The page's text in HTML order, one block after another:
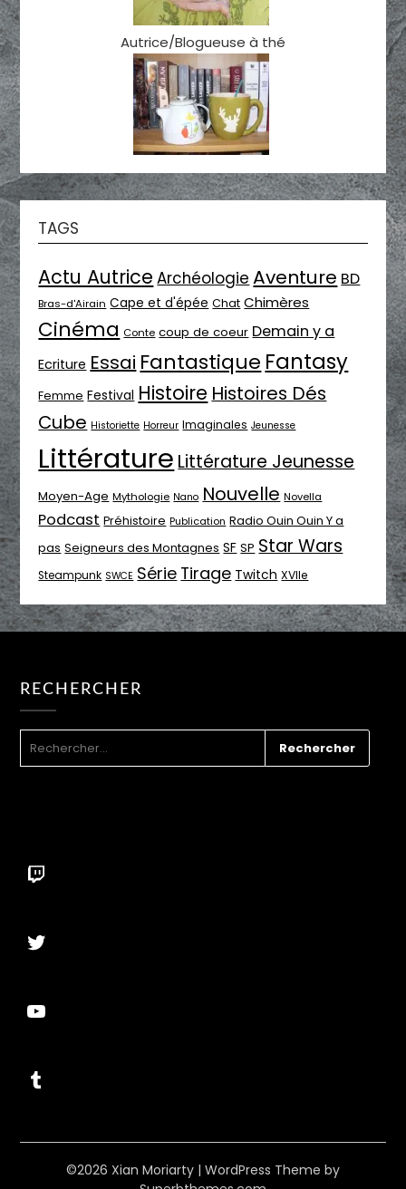
Autrice/Blogueuse à thé
TAGS
Actu Autrice Archéologie Aventure BD
Bras-d'Airain Cape et d'épée Chat Chimères
Cinéma Conte coup de coeur Demain y a
Ecriture Essai Fantastique Fantasy
Femme Festival Histoire Histoires Dés
Cube Historiette Horreur Imaginales Jeunesse
Littérature Littérature Jeunesse
Moyen-Age Mythologie Nano Nouvelle Novella
Podcast Préhistoire Publication Radio Ouin Ouin Y a
pas Seigneurs des Montagnes SF SP Star Wars
Steampunk SWCE Série Tirage Twitch XVIIe
RECHERCHER
Twitch
Twitter
YouTube
Tumblr
©2026 Xian Moriarty | WordPress Theme by